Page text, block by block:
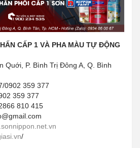
CẤP 1 VÀ PHA MÀU TỰ ĐỘNG
Quới, P. Bình Trị Đông A, Q. Bình
0902 359 377
359 377
810 415
/